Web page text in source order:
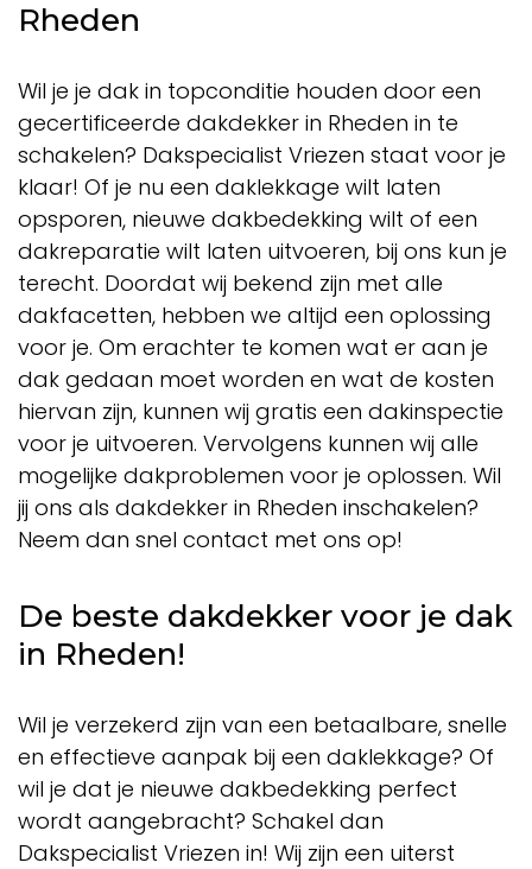
Rheden
Wil je je dak in topconditie houden door een
gecertificeerde dakdekker in Rheden in te
schakelen? Dakspecialist Vriezen staat voor je
klaar! Of je nu een daklekkage wilt laten
opsporen, nieuwe dakbedekking wilt of een
dakreparatie wilt laten uitvoeren, bij ons kun je
terecht. Doordat wij bekend zijn met alle
dakfacetten, hebben we altijd een oplossing
voor je. Om erachter te komen wat er aan je
dak gedaan moet worden en wat de kosten
hiervan zijn, kunnen wij gratis een dakinspectie
voor je uitvoeren. Vervolgens kunnen wij alle
mogelijke dakproblemen voor je oplossen. Wil
jij ons als dakdekker in Rheden inschakelen?
Neem dan snel contact met ons op!
De beste dakdekker voor je dak
in Rheden!
Wil je verzekerd zijn van een betaalbare, snelle
en effectieve aanpak bij een daklekkage? Of
wil je dat je nieuwe dakbedekking perfect
wordt aangebracht? Schakel dan
Dakspecialist Vriezen in! Wij zijn een uiterst